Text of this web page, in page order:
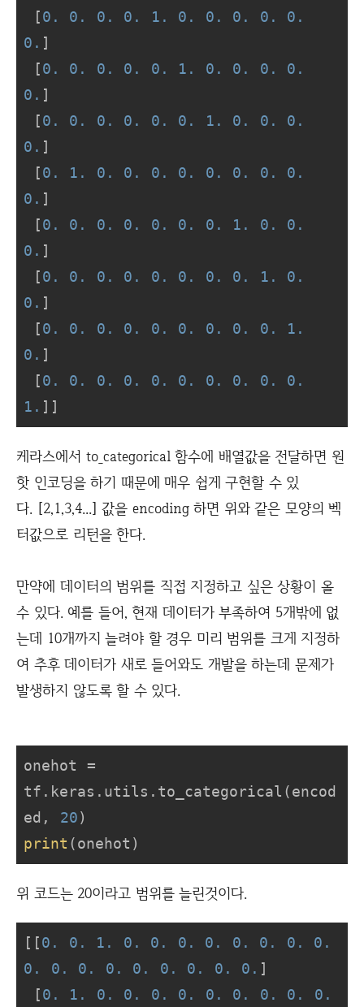
[0. 0. 0. 0. 1. 0. 0. 0. 0.
0.
0. ]
[0. 0. 0. 0. 0. 1. 0. 0. 0.
0.
0. ]
[0. 0. 0. 0. 0. 0. 1. 0. 0.
0.
0. ]
[0. 1. 0. 0. 0. 0. 0. 0. 0.
0.
0. ]
[0. 0. 0. 0. 0. 0. 0. 1. 0.
0.
0. ]
[0. 0. 0. 0. 0. 0. 0. 0. 1.
0.
0. ]
[0. 0. 0. 0. 0. 0. 0. 0. 0.
1.
0. ]
[0. 0. 0. 0. 0. 0. 0. 0. 0.
0.
1. ]]
케라스에서 to_categorical 함수에 배열값을 전달하면 원
핫 인코딩을 하기 때문에 매우 쉽게 구현할 수 있
다. [2,1,3,4...] 값을 encoding 하면 위와 같은 모양의 벡
터값으로 리턴을 한다.
만약에 데이터의 범위를 직접 지정하고 싶은 상황이 올
수 있다. 예를 들어, 현재 데이터가 부족하여 5개밖에 없
는데 10개까지 늘려야 할 경우 미리 범위를 크게 지정하
여 추후 데이터가 새로 들어와도 개발을 하는데 문제가
발생하지 않도록 할 수 있다.
onehot =
tf.keras.utils.to_categorical(encod
ed, 20
print (onehot)
위 코드는 20이라고 범위를 늘린것이다.
[[0. 0. 1. 0. 0. 0. 0. 0. 0. 0.
0.
0.
0. 0. 0. 0. 0. 0. 0. 0. ]
[0. 1. 0. 0. 0. 0. 0. 0. 0. 0. 0.